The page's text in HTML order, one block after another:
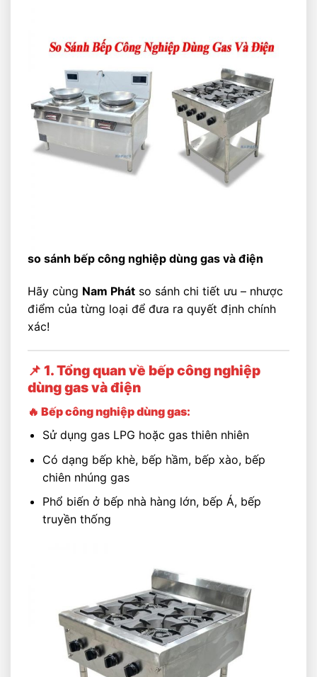
so sánh bếp công nghiệp dùng gas và điện
Hãy cùng Nam Phát so sánh chi tiết ưu – nhược
điểm của từng loại để đưa ra quyết định chính
xác!
📌 1. Tổng quan về bếp công nghiệp
dùng gas và điện
🔥 Bếp công nghiệp dùng gas:
Sử dụng gas LPG hoặc gas thiên nhiên
Có dạng bếp khè, bếp hầm, bếp xào, bếp
chiên nhúng gas
Phổ biến ở bếp nhà hàng lớn, bếp Á, bếp
truyền thống